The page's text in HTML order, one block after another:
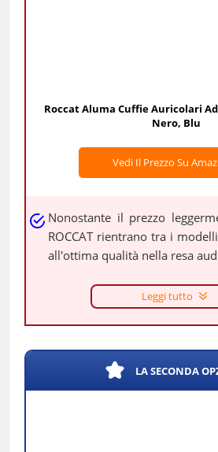
Roccat Aluma Cuffie Auricolari
Nero, Blu
Vedi Il Prezzo Su
Nonostante il prezzo
ROCCAT rientrano tra i
all'ottima qualità nella resa
Leggi tutto
LA SECONDA